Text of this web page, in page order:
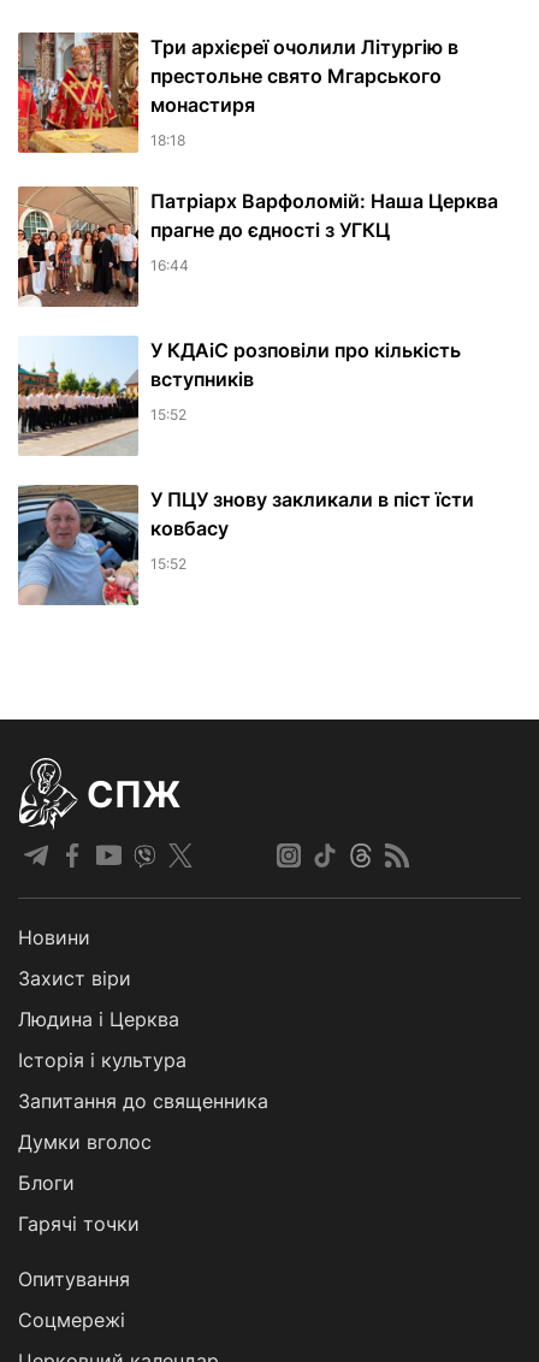
Три архієреї очолили Літургію в
престольне свято Мгарського
монастиря
18:18
Патріарх Варфоломій: Наша Церква
прагне до єдності з УГКЦ
16:44
У КДАіС розповіли про кількість
вступників
15:52
У ПЦУ знову закликали в піст їсти
ковбасу
15:52
СПЖ
Новини
Захист віри
Людина і Церква
Історія і культура
Запитання до священника
Думки вголос
Блоги
Гарячі точки
Опитування
Соцмережі